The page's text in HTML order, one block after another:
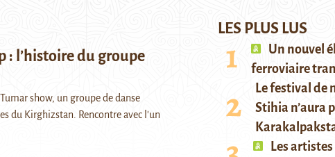
: l’histoire du groupe
show, un groupe de danse
du Kirghizstan. Rencontre avec l'un
LES PLUS LUS
Un nouvel
ferroviaire
Le festival de
Stihia n’aura
Les